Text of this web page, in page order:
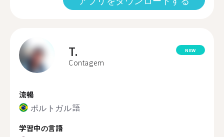
T.
Contagem
NEW
流暢
ポルトガル語
学習中の言語